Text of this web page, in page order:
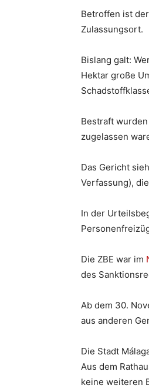
Betroffen ist
Zulassungsort.
Bislang galt:
Hektar große
Bestraft
zugelassen
Das Gericht
Verfassung),
In der
Die ZBE war im
des
Ab dem 30.
aus anderen
Die Stadt
Aus dem
keine weiteren